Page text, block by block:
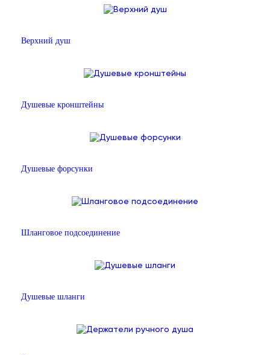
Верхний душ
Душевые кронштейны
Душевые форсунки
Шланговое подсоединение
Душевые шланги